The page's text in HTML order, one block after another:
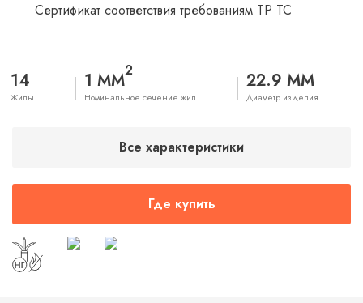
Сертификат соответствия требованиям ТР ТС
14
Жилы
1 ММ2
Номинальное сечение жил
22.9 ММ
Диаметр изделия
Все характеристики
Где купить